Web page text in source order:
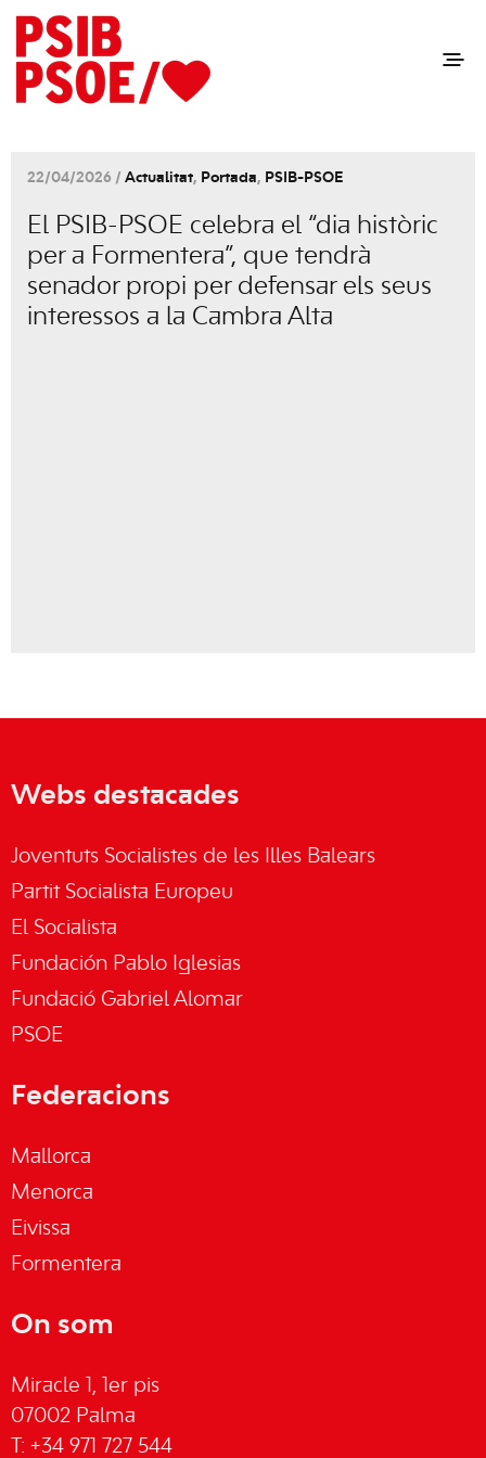
22/04/2026 / Actualitat, Portada, PSIB-PSOE
El PSIB-PSOE celebra el “dia històric
per a Formentera”, que tendrà
senador propi per defensar els seus
interessos a la Cambra Alta
Webs destacades
Joventuts Socialistes de les Illes Balears
Partit Socialista Europeu
El Socialista
Fundación Pablo Iglesias
Fundació Gabriel Alomar
PSOE
Federacions
Mallorca
Menorca
Eivissa
Formentera
On som
Miracle 1, 1er pis
07002 Palma
T: +34 971 727 544